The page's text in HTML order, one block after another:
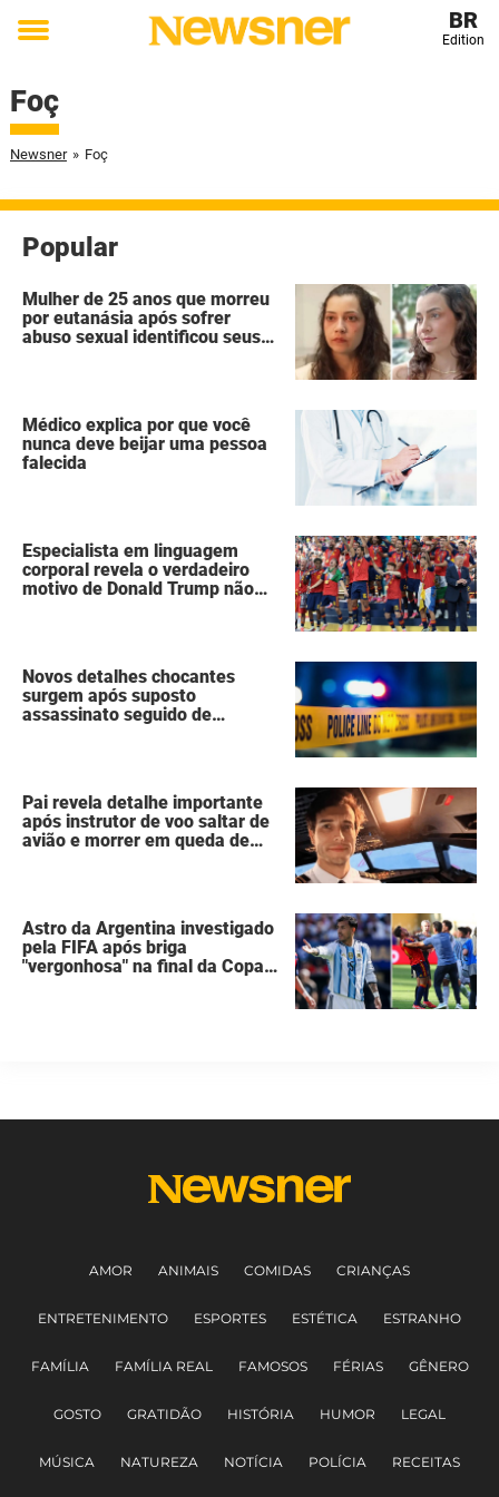
Toggle
BR
Edition
Foç
Newsner » Foç
Popular
Mulher de 25 anos que morreu
por eutanásia após sofrer
abuso sexual identificou seus
Médico explica por que você
nunca deve beijar uma pessoa
falecida
Especialista em linguagem
corporal revela o verdadeiro
motivo de Donald Trump não
Novos detalhes chocantes
surgem após suposto
assassinato seguido de
Pai revela detalhe importante
após instrutor de voo saltar de
avião e morrer em queda de
Astro da Argentina investigado
pela FIFA após briga
"vergonhosa" na final da Copa
AMOR ANIMAIS COMIDAS CRIANÇAS
ENTRETENIMENTO ESPORTES ESTÉTICA ESTRANHO
FAMÍLIA FAMÍLIA REAL FAMOSOS FÉRIAS GÊNERO
GOSTO GRATIDÃO HISTÓRIA HUMOR LEGAL
MÚSICA NATUREZA NOTÍCIA POLÍCIA RECEITAS